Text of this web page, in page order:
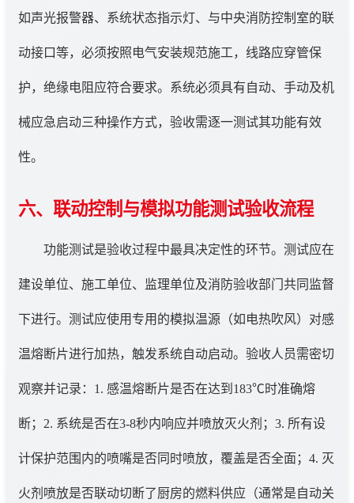
如声光报警器、系统状态指示灯、与中央消防控制室的联
动接口等，必须按照电气安装规范施工，线路应穿管保
护，绝缘电阻应符合要求。系统必须具有自动、手动及机
械应急启动三种操作方式，验收需逐一测试其功能有效
性。
六、联动控制与模拟功能测试验收流程
功能测试是验收过程中最具决定性的环节。测试应在
建设单位、施工单位、监理单位及消防验收部门共同监督
下进行。测试应使用专用的模拟温源（如电热吹风）对感
温熔断片进行加热，触发系统自动启动。验收人员需密切
观察并记录：1. 感温熔断片是否在达到183℃时准确熔
断；2. 系统是否在3-8秒内响应并喷放灭火剂；3. 所有设
计保护范围内的喷嘴是否同时喷放，覆盖是否全面；4. 灭
火剂喷放是否联动切断了厨房的燃料供应（通常是自动关